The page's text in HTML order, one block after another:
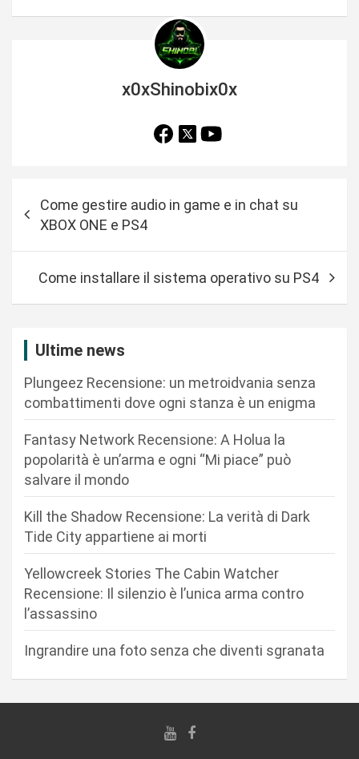
x0xShinobix0x
Come gestire audio in game e in chat su
XBOX ONE e PS4
Come installare il sistema operativo su PS4
Ultime news
Plungeez Recensione: un metroidvania senza
combattimenti dove ogni stanza è un enigma
Fantasy Network Recensione: A Holua la
popolarità è un’arma e ogni “Mi piace” può
salvare il mondo
Kill the Shadow Recensione: La verità di Dark
Tide City appartiene ai morti
Yellowcreek Stories The Cabin Watcher
Recensione: Il silenzio è l’unica arma contro
l’assassino
Ingrandire una foto senza che diventi sgranata